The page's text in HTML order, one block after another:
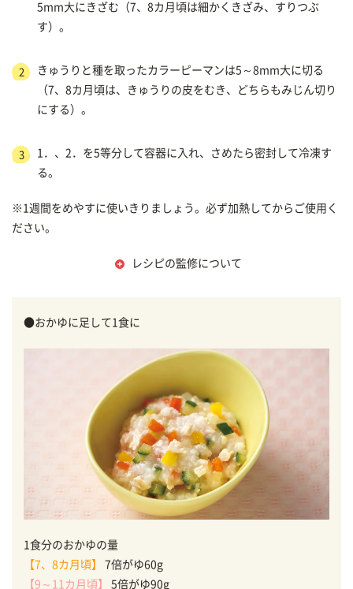
5mm大にきざむ（7、8カ月頃は細かくきざみ、すりつぶ
す）。
2
きゅうりと種を取ったカラーピーマンは5～8mm大に切る
（7、8カ月頃は、きゅうりの皮をむき、どちらもみじん切り
にする）。
3
1．、2．を5等分して容器に入れ、さめたら密封して冷凍す
る。
※1週間をめやすに使いきりましょう。必ず加熱してからご使用く
ださい。
レシピの監修について
●おかゆに足して1食に
1食分のおかゆの量
【7、8カ月頃】
7倍がゆ60g
【9～11カ月頃】
5倍がゆ90g